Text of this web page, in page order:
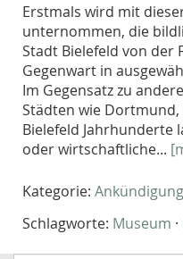
Erstmals wird mit
unternommen, die
Stadt Bielefeld von der
Gegenwart in
Im Gegensatz zu
Städten wie
Bielefeld Jahrhunderte
oder wirtschaftliche...
Kategorie:
Schlagworte: Museum ·